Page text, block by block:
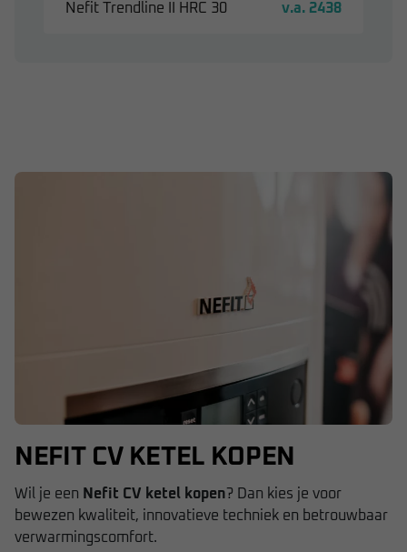
Nefit Trendline II HRC 30 v.a. 2438
NEFIT CV KETEL KOPEN
Wil je een Nefit CV ketel kopen? Dan kies je voor
bewezen kwaliteit, innovatieve techniek en betrouwbaar
verwarmingscomfort.